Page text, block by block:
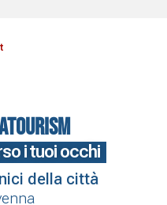
i tuoi occhi
della città